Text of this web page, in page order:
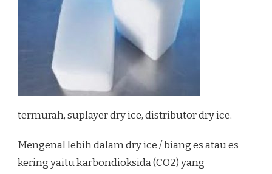
termurah, suplayer dry ice, distributor dry ice.
Mengenal lebih dalam dry ice / biang es atau es
kering yaitu karbondioksida (CO2) yang